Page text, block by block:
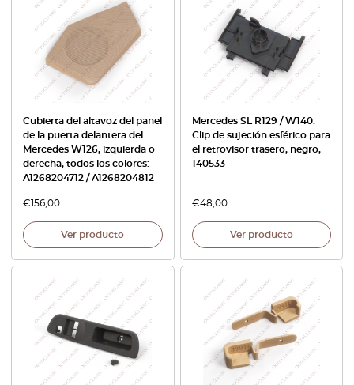
Cubierta del altavoz del panel
de la puerta delantera del
Mercedes W126, izquierda o
derecha, todos los colores:
A1268204712 / A1268204812
€156,00
Ver producto
Mercedes SL R129 / W140:
Clip de sujeción esférico para
el retrovisor trasero, negro,
140533
€48,00
Ver producto